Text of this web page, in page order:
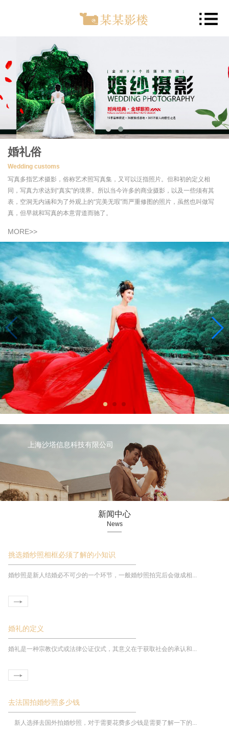
婚礼俗
Wedding customs
写真多指艺术摄影，俗称艺术照写真集，又可以泛指照片。但和初的定义相
同，写真力求达到“真实”的境界。所以当今许多的商业摄影，以及一些须有其
表，空洞无内涵和为了外观上的“完美无瑕”而严重修图的照片，虽然也叫做写
真，但早就和写真的本意背道而驰了。
MORE>>
上海沙塔信息科技有限公司
新闻中心
News
挑选婚纱照相框必须了解的小知识
婚纱照是新人结婚必不可少的一个环节，一般婚纱照拍完后会做成相...
婚礼的定义
婚礼是一种宗教仪式或法律公证仪式，其意义在于获取社会的承认和...
去法国拍婚纱照多少钱
新人选择去国外拍婚纱照，对于需要花费多少钱是需要了解一下的...